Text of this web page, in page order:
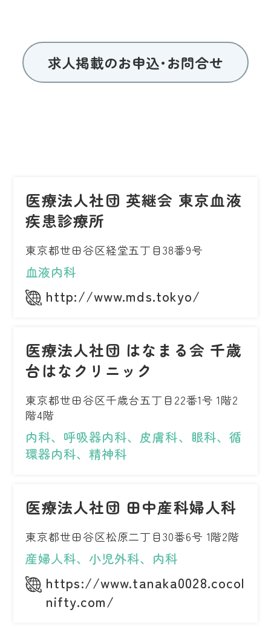
求人掲載のお申込･お問合せ
医療法人社団 英継会 東京血液
疾患診療所
東京都世田谷区経堂五丁目38番9号
血液内科
http://www.mds.tokyo/
医療法人社団 はなまる会 千歳
台はなクリニック
東京都世田谷区千歳台五丁目22番1号 1階2
階4階
内科、呼吸器内科、皮膚科、眼科、循
環器内科、精神科
医療法人社団 田中産科婦人科
東京都世田谷区松原二丁目30番6号 1階2階
産婦人科、小児外科、内科
https://www.tanaka0028.cocolog-
nifty.com/